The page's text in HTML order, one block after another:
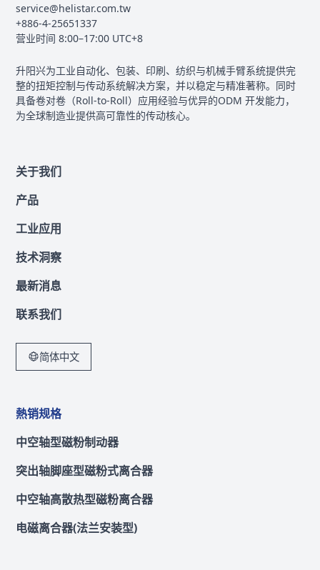
service@helistar.com.tw
+886-4-25651337
营业时间 8:00–17:00 UTC+8
升阳兴为工业自动化、包装、印刷、纺织与机械手臂系统提供完
整的扭矩控制与传动系统解决方案，并以稳定与精准著称。同时
具备卷对卷（Roll-to-Roll）应用经验与优异的ODM 开发能力，
为全球制造业提供高可靠性的传动核心。
关于我们
产品
工业应用
技术洞察
最新消息
联系我们
简体中文
熱销规格
中空轴型磁粉制动器
突出轴脚座型磁粉式离合器
中空轴高散热型磁粉离合器
电磁离合器(法兰安装型)